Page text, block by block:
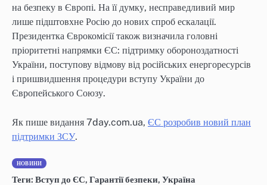
на безпеку в Європі. На її думку, несправедливий мир
лише підштовхне Росію до нових спроб ескалації.
Президентка Єврокомісії також визначила головні
пріоритетні напрямки ЄС: підтримку обороноздатності
України, поступову відмову від російських енергоресурсів
і пришвидшення процедури вступу України до
Європейського Союзу.
Як пише видання 7day.com.ua, ЄС розробив новий план
підтримки ЗСУ.
НОВИНИ
Теги: Вступ до ЄС, Гарантії безпеки, Україна